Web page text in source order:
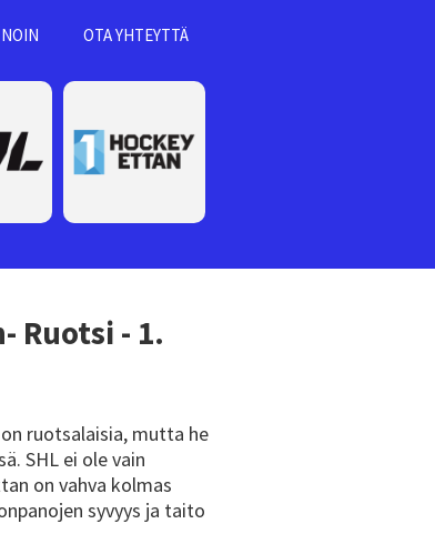
NOIN OTA YHTEYTTÄ
Ruotsi - 1.
ruotsalaisia, mutta he
SHL ei ole vain
on vahva kolmas
syvyys ja taito